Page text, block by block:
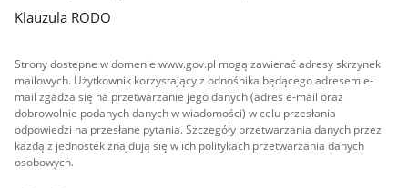
Klauzula RODO
Strony dostępne w domenie www.gov.pl mogą zawierać adresy skrzynek
mailowych. Użytkownik korzystający z odnośnika będącego adresem e-
mail zgadza się na przetwarzanie jego danych (adres e-mail oraz
dobrowolnie podanych danych w wiadomości) w celu przesłania
odpowiedzi na przesłane pytania. Szczegóły przetwarzania danych przez
każdą z jednostek znajdują się w ich politykach przetwarzania danych
osobowych.